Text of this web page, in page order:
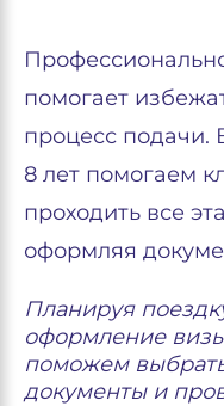
помогает
процесс подачи.
8 лет помогаем
проходить все
оформляя
Планируя
оформление
поможем
документы и